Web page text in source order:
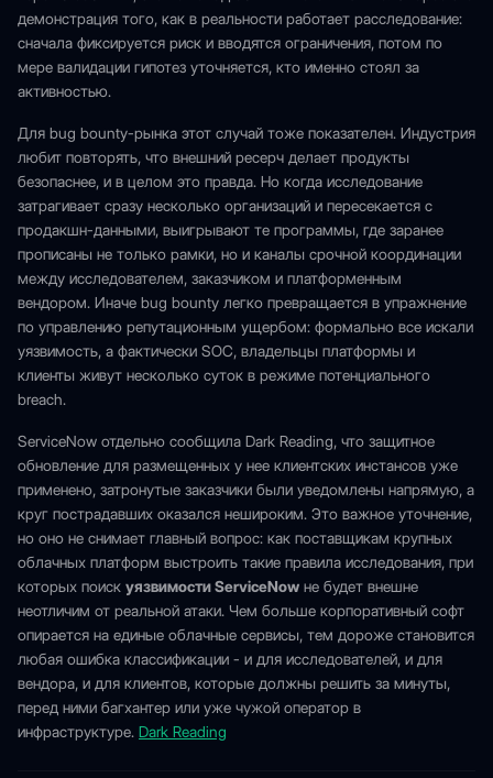
демонстрация того, как в реальности работает расследование:
сначала фиксируется риск и вводятся ограничения, потом по
мере валидации гипотез уточняется, кто именно стоял за
активностью.
Для bug bounty-рынка этот случай тоже показателен. Индустрия
любит повторять, что внешний ресерч делает продукты
безопаснее, и в целом это правда. Но когда исследование
затрагивает сразу несколько организаций и пересекается с
продакшн-данными, выигрывают те программы, где заранее
прописаны не только рамки, но и каналы срочной координации
между исследователем, заказчиком и платформенным
вендором. Иначе bug bounty легко превращается в упражнение
по управлению репутационным ущербом: формально все искали
уязвимость, а фактически SOC, владельцы платформы и
клиенты живут несколько суток в режиме потенциального
breach.
ServiceNow отдельно сообщила Dark Reading, что защитное
обновление для размещенных у нее клиентских инстансов уже
применено, затронутые заказчики были уведомлены напрямую, а
круг пострадавших оказался нешироким. Это важное уточнение,
но оно не снимает главный вопрос: как поставщикам крупных
облачных платформ выстроить такие правила исследования, при
которых поиск уязвимости ServiceNow не будет внешне
неотличим от реальной атаки. Чем больше корпоративный софт
опирается на единые облачные сервисы, тем дороже становится
любая ошибка классификации - и для исследователей, и для
вендора, и для клиентов, которые должны решить за минуты,
перед ними багхантер или уже чужой оператор в
инфраструктуре. Dark Reading